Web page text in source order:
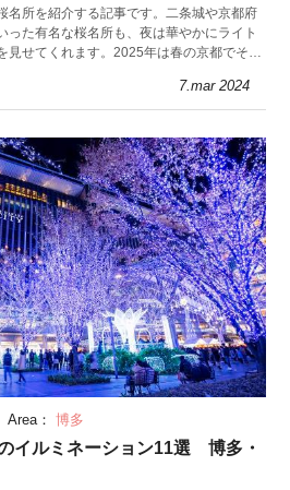
名所を紹介する記事です。二条城や京都府
った有名な桜名所も、夜は華やかにライト
見せてくれます。2025年は春の京都でそぞ
7.mar 2024
Area： 博多
イルミネーション11選 博多・